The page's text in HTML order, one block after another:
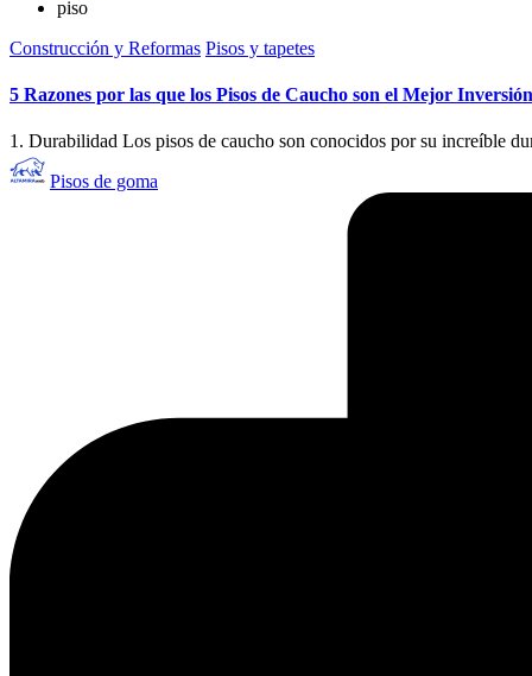
piso
Publicado
Construcción y Reformas Pisos y tapetes
5 Razones por las que los Pisos de Caucho son el Mejor
1. Durabilidad Los pisos de caucho son conocidos por su increíble
Publicado
por
Pisos de goma